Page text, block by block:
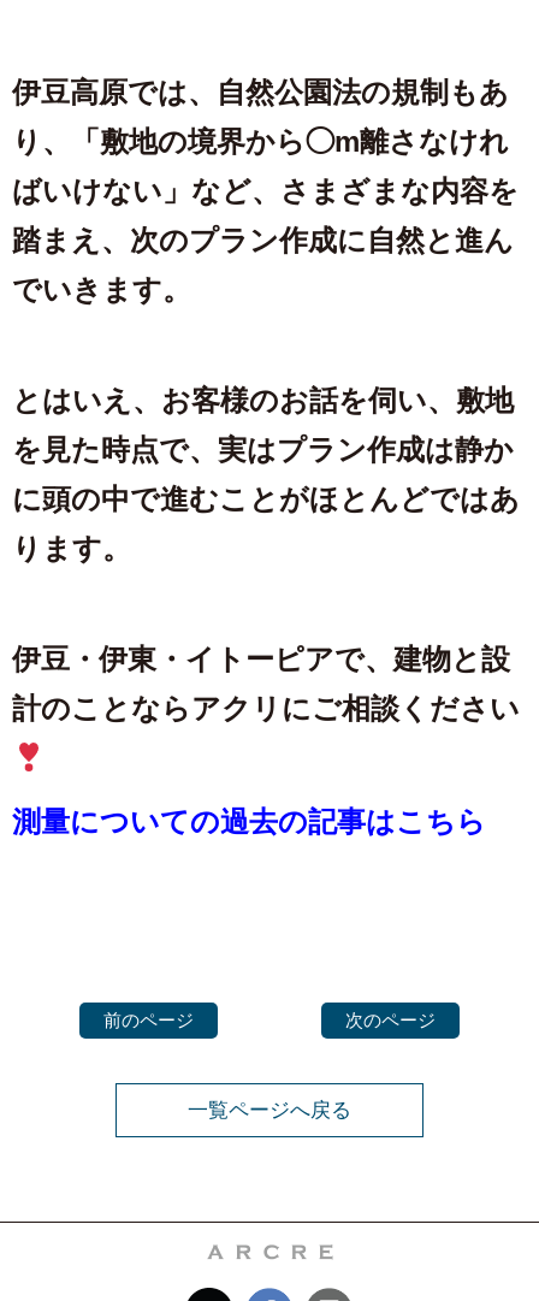
伊豆高原では、自然公園法の規制もあ
り、「敷地の境界から◯m離さなけれ
ばいけない」など、さまざまな内容を
踏まえ、次のプラン作成に自然と進ん
でいきます。
とはいえ、お客様のお話を伺い、敷地
を見た時点で、実はプラン作成は静か
に頭の中で進むことがほとんどではあ
ります。
伊豆・伊東・イトーピアで、建物と設
計のことならアクリにご相談ください
測量についての過去の記事はこちら
前のページ 次のページ
一覧ページへ戻る